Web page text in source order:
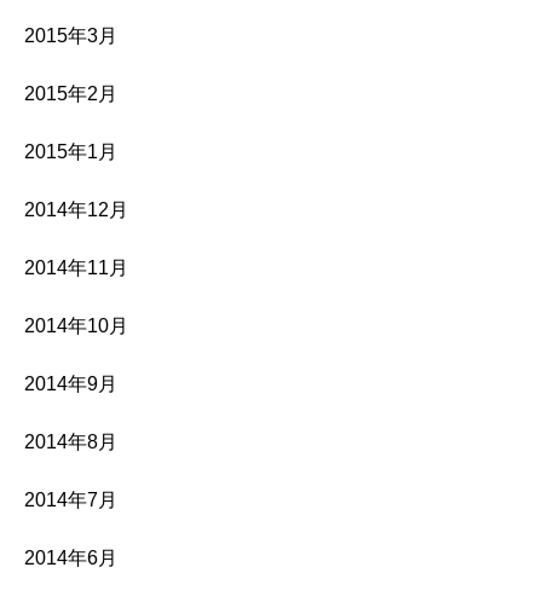
2015年3月
2015年2月
2015年1月
2014年12月
2014年11月
2014年10月
2014年9月
2014年8月
2014年7月
2014年6月